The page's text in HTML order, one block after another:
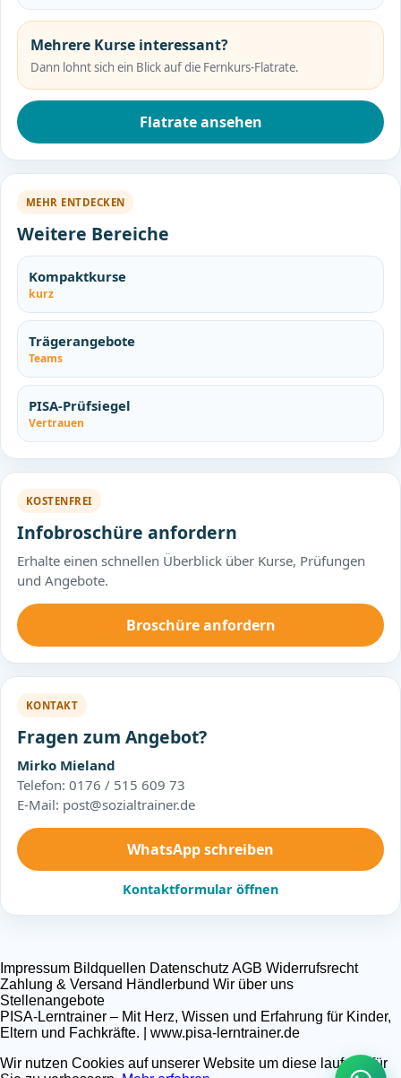
Mehrere Kurse interessant?
Dann lohnt sich ein Blick auf die Fernkurs-Flatrate.
Flatrate ansehen
MEHR ENTDECKEN
Weitere Bereiche
Kompaktkurse
kurz
Trägerangebote
Teams
PISA-Prüfsiegel
Vertrauen
KOSTENFREI
Infobroschüre anfordern
Erhalte einen schnellen Überblick über Kurse, Prüfungen
und Angebote.
Broschüre anfordern
KONTAKT
Fragen zum Angebot?
Mirko Mieland
Telefon: 0176 / 515 609 73
E-Mail: post@sozialtrainer.de
WhatsApp schreiben
Kontaktformular öffnen
Impressum Bildquellen Datenschutz AGB Widerrufsrecht
Zahlung & Versand Händlerbund Wir über uns
Stellenangebote
PISA-Lerntrainer – Mit Herz, Wissen und Erfahrung für Kinder,
Eltern und Fachkräfte. | www.pisa-lerntrainer.de
Wir nutzen Cookies auf unserer Website um diese laufend für